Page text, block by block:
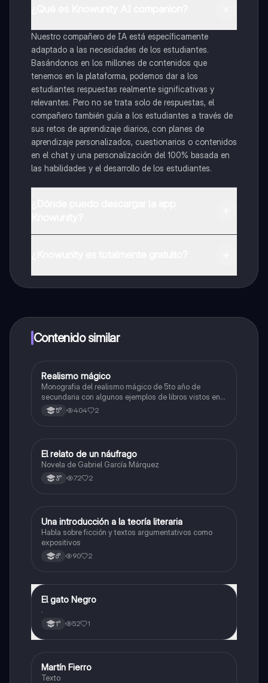
Nuestro compañero de IA está específicamente
adaptado a las necesidades de los estudiantes.
Basándonos en los millones de contenidos que
tenemos en la plataforma, podemos dar a los
estudiantes respuestas realmente significativas y
relevantes. Pero no se trata solo de respuestas, el
compañero también guía a los estudiantes a través de
sus retos de aprendizaje diarios, con planes de
aprendizaje personalizados, cuestionarios o contenidos
en el chat y una personalización del 100% basada en
las habilidades y el desarrollo de los estudiantes.
a determinadas funciones.
Contenido similar
Lengua
Realismo mágico
Monografia del realismo mágico de 5to año de
secundaria con algunos ejemplos de libros vistos en
el periodo de clases durante el ciclo lectivo, espero
que les sirva esta información la saque de Google,
5° 404 2
Lengua
El relato de un náufrago
Novela de Gabriel García Márquez
3° 72 2
Lengua
Una introducción a la teoría literaria
Habla sobre ficción y textos argumentativos como
expositivos
6° 90 2
Lengua
El gato Negro
.
1° 52 1
Lengua
Martín Fierro
Texto